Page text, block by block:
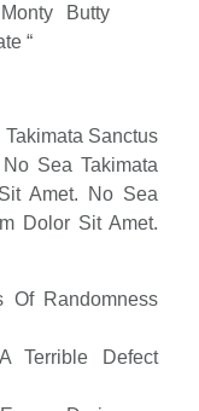
Butty
“
Sanctus
Sea Takimata
Amet. No Sea
Dolor Sit Amet.
Of Randomness
Terrible Defect